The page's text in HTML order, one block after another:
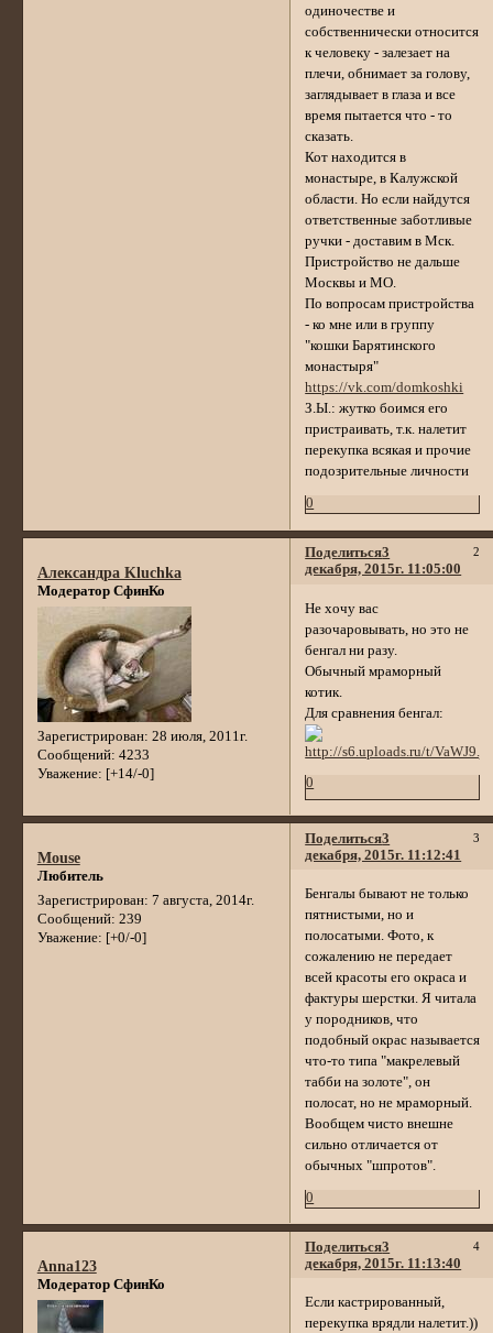
одиночестве и
собственнически относится
к человеку - залезает на
плечи, обнимает за голову,
заглядывает в глаза и все
время пытается что - то
сказать.
Кот находится в
монастыре, в Калужской
области. Но если найдутся
ответственные заботливые
ручки - доставим в Мск.
Пристройство не дальше
Москвы и МО.
По вопросам пристройства
- ко мне или в группу
"кошки Барятинского
монастыря"
https://vk.com/domkoshki
З.Ы.: жутко боимся его
пристраивать, т.к. налетит
перекупка всякая и прочие
подозрительные личности
0
Поделиться 2
3
декабря, 2015г. 11:05:00
Александра Kluchka
Модератор СфинКо
Зарегистрирован: 28 июля, 2011г.
Сообщений: 4233
Уважение: [+14/-0]
Не хочу вас
разочаровывать, но это не
бенгал ни разу.
Обычный мраморный
котик.
Для сравнения бенгал:
0
Поделиться 3
3
декабря, 2015г. 11:12:41
Mouse
Любитель
Зарегистрирован: 7 августа, 2014г.
Сообщений: 239
Уважение: [+0/-0]
Бенгалы бывают не только
пятнистыми, но и
полосатыми. Фото, к
сожалению не передает
всей красоты его окраса и
фактуры шерстки. Я читала
у породников, что
подобный окрас называется
что-то типа "макрелевый
табби на золоте", он
полосат, но не мраморный.
Вообщем чисто внешне
сильно отличается от
обычных "шпротов".
0
Поделиться 4
3
декабря, 2015г. 11:13:40
Anna123
Модератор СфинКо
Если кастрированный,
перекупка врядли налетит.))